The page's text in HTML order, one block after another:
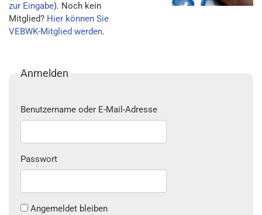
zur Eingabe). Noch kein
Mitglied? Hier können Sie
VEBWK-Mitglied werden.
Anmelden
Benutzername oder E-Mail-Adresse
Passwort
Angemeldet bleiben